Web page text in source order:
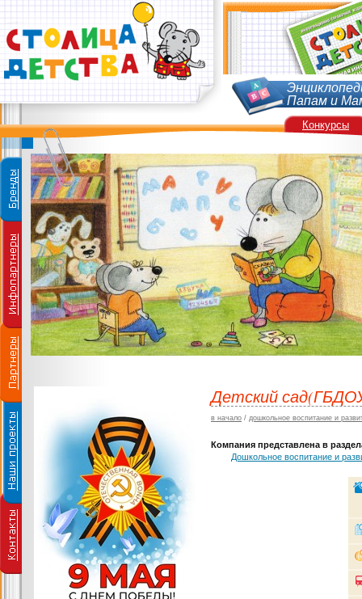
Папам и
Детский
в начало / дошкольное воспитание и
Компания представлена в
Дошкольное воспитание и
Конкурсы